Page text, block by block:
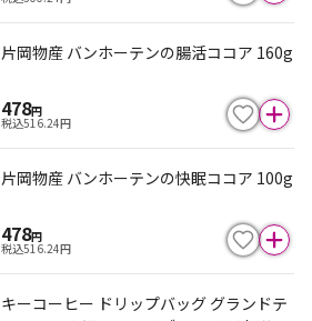
片岡物産 バンホーテンの腸活ココア 160g
478円
税込516.24円
片岡物産 バンホーテンの快眠ココア 100g
478円
税込516.24円
キーコーヒー ドリップバッグ グランドテ